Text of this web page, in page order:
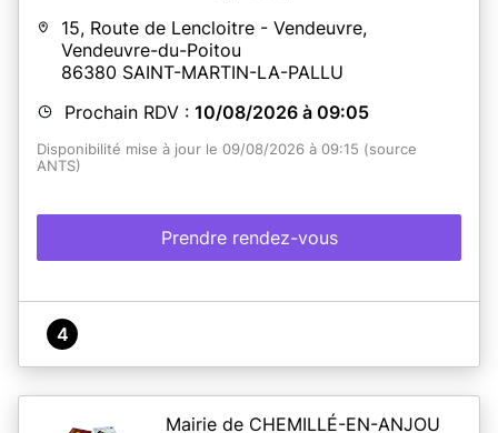
15, Route de Lencloitre - Vendeuvre,
Vendeuvre-du-Poitou
86380 SAINT-MARTIN-LA-PALLU
Prochain RDV : 10/08/2026 à 09:05
Disponibilité mise à jour le 09/08/2026 à 09:15 (source
ANTS)
Prendre rendez-vous
4
Mairie de CHEMILLÉ-EN-ANJOU